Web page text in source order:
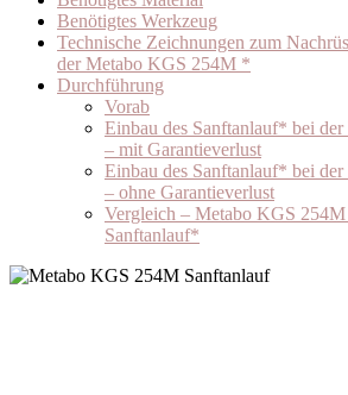
Benötigtes Werkzeug
Technische Zeichnungen zum
der Metabo KGS 254M *
Durchführung
Vorab
Einbau des Sanftanlauf* bei
– mit Garantieverlust
Einbau des Sanftanlauf* bei
– ohne Garantieverlust
Vergleich – Metabo KGS
Sanftanlauf*